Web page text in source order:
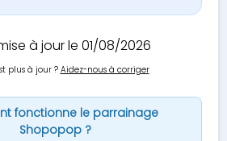
à jour le 01/08/2026
plus à jour ? Aidez-nous à corriger
fonctionne le parrainage
Shopopop ?